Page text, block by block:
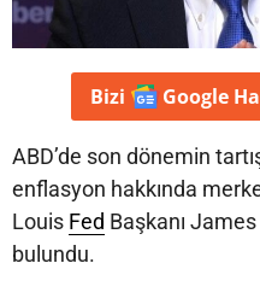
Bizi Google
ABD’de son dönemin
enflasyon hakkında
Louis Fed Başkanı
bulundu.